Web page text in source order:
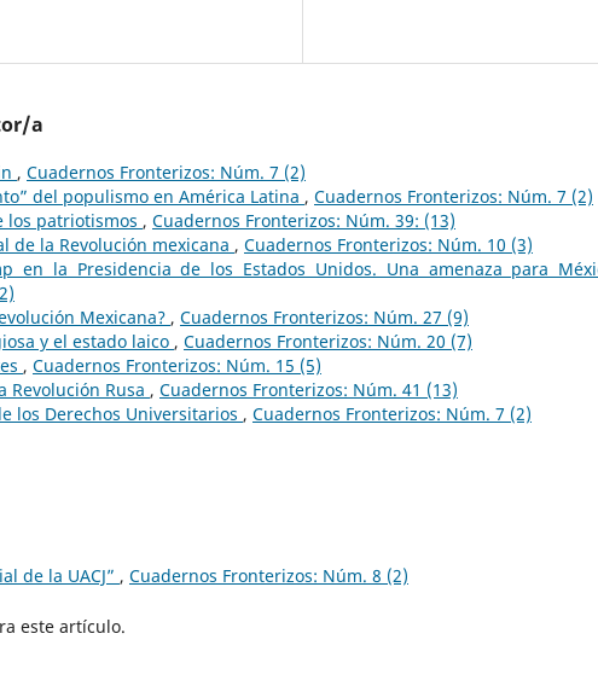
a
, Cuadernos Fronterizos: Núm. 7 (2)
del populismo en América Latina , Cuadernos Fronterizos: Núm. 7 (2)
los patriotismos , Cuadernos Fronterizos: Núm. 39: (13)
de la Revolución mexicana , Cuadernos Fronterizos: Núm. 10 (3)
en la Presidencia de los Estados Unidos. Una amenaza para
Mexicana? , Cuadernos Fronterizos: Núm. 27 (9)
y el estado laico , Cuadernos Fronterizos: Núm. 20 (7)
, Cuadernos Fronterizos: Núm. 15 (5)
Revolución Rusa , Cuadernos Fronterizos: Núm. 41 (13)
los Derechos Universitarios , Cuadernos Fronterizos: Núm. 7 (2)
de la UACJ” , Cuadernos Fronterizos: Núm. 8 (2)
este artículo.